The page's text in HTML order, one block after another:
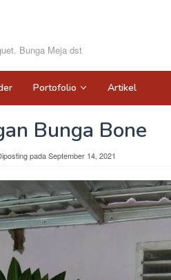
Bunga Meja dst
Portofolio Artikel
Bunga Bone
padaSeptember 14, 2021